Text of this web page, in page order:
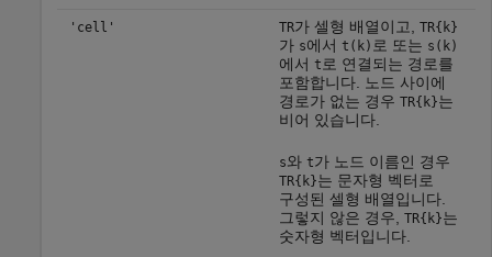
'cell' TR가 셀형 배열이고, TR{k}
가 s에서 t(k) 로 또는 s(k)
에서 t 로 연결되는 경로를
포함합니다. 노드 사이에
경로가 없는 경우 TR{k}는
비어 있습니다.
s와 t가 노드 이름인 경우
TR{k}는 문자형 벡터로
구성된 셀형 배열입니다.
그렇지 않은 경우,
TR{k}는
숫자형 벡터입니다.